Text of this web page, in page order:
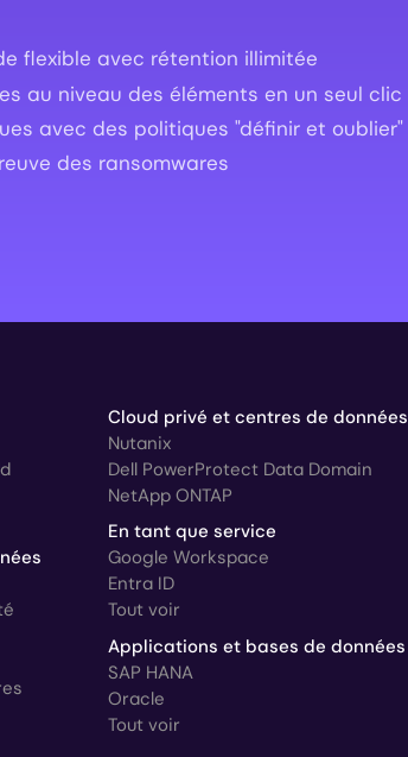
flexible avec rétention illimitée
au niveau des éléments en un seul clic
avec des politiques "définir et oublier"
des ransomwares
Cloud privé et centres de données
Nutanix
Dell PowerProtect Data Domain
NetApp ONTAP
En tant que service
Google Workspace
Entra ID
Tout voir
Applications et bases de données
SAP HANA
Oracle
Tout voir